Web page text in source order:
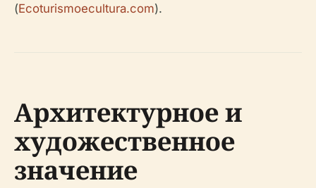
(Ecoturismoecultura.com).
Архитектурное и
художественное
значение